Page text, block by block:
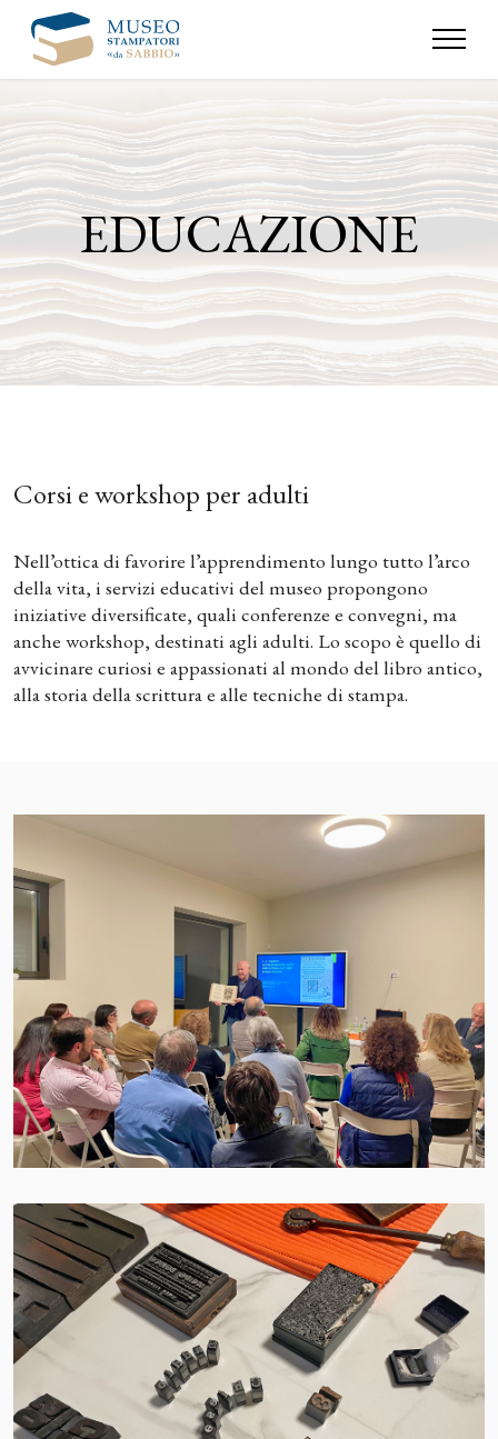
EDUCAZIONE
Corsi e workshop per adulti
Nell’ottica di favorire l’apprendimento lungo tutto l’arco
della vita, i servizi educativi del museo propongono
iniziative diversificate, quali conferenze e convegni, ma
anche workshop, destinati agli adulti. Lo scopo è quello di
avvicinare curiosi e appassionati al mondo del libro antico,
alla storia della scrittura e alle tecniche di stampa.